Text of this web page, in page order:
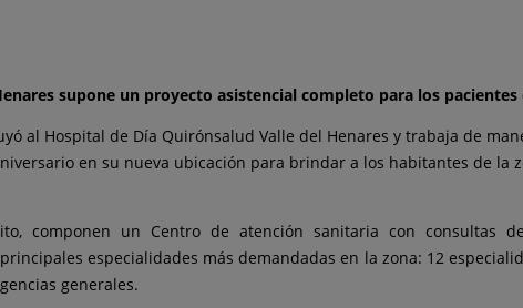
supone un proyecto asistencial completo para los
al Hospital de Día Quirónsalud Valle del Henares y trabaja de
en su nueva ubicación para brindar a los habitantes de
componen un Centro de atención sanitaria con consultas
especialidades más demandadas en la zona: 12
generales.